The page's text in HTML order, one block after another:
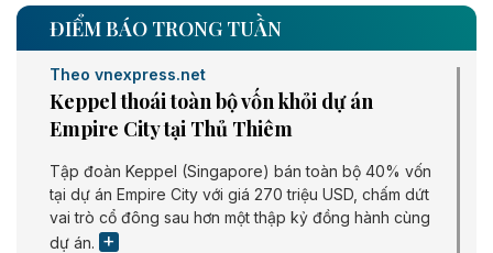
ĐIỂM BÁO TRONG TUẦN
Theo vnexpress.net
Keppel thoái toàn bộ vốn khỏi dự án
Empire City tại Thủ Thiêm
Tập đoàn Keppel (Singapore) bán toàn bộ 40% vốn
tại dự án Empire City với giá 270 triệu USD, chấm dứt
vai trò cổ đông sau hơn một thập kỷ đồng hành cùng
dự án.